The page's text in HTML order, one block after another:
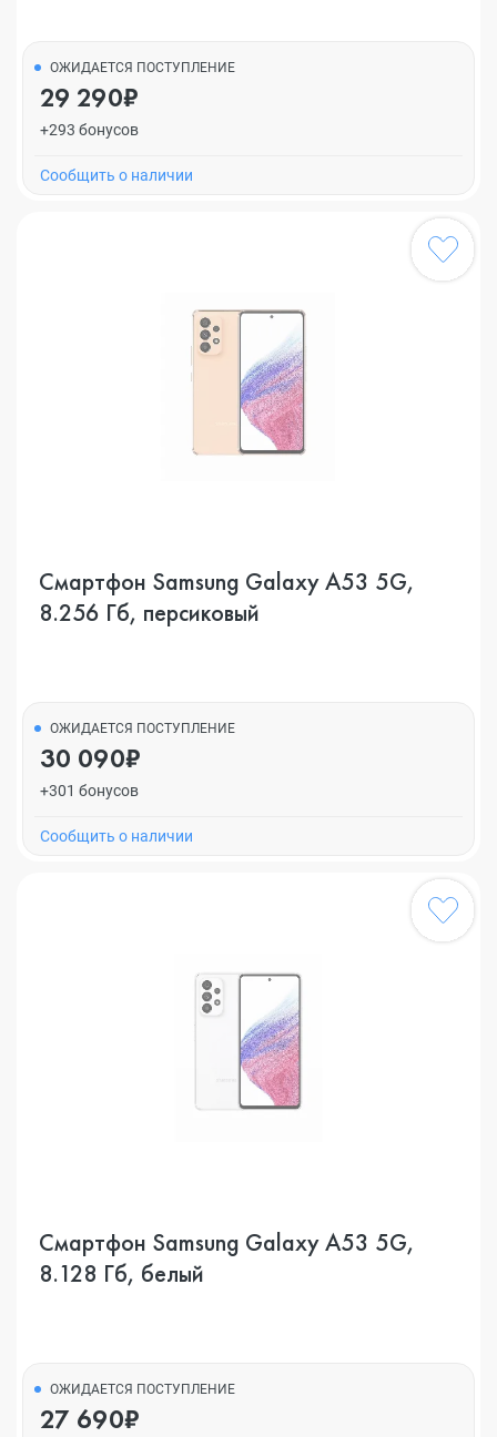
ОЖИДАЕТСЯ ПОСТУПЛЕНИЕ
29 290₽
+293 бонусов
Cообщить о наличии
Смартфон Samsung Galaxy A53 5G,
8.256 Гб, персиковый
ОЖИДАЕТСЯ ПОСТУПЛЕНИЕ
30 090₽
+301 бонусов
Cообщить о наличии
Смартфон Samsung Galaxy A53 5G,
8.128 Гб, белый
ОЖИДАЕТСЯ ПОСТУПЛЕНИЕ
27 690₽